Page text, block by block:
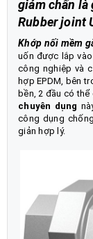
giảm chấn là
Rubber joint
Khớp nối mềm
uốn được lắp
công nghiệp và
hợp EPDM, bên
bền, 2 đầu có
chuyên dụng
công dụng
giản hợp lý.